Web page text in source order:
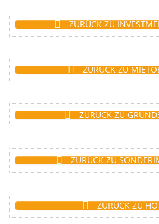
ZURÜCK ZU
ZURÜCK ZU
ZURÜCK ZU
ZURÜCK ZU
ZURÜCK ZU